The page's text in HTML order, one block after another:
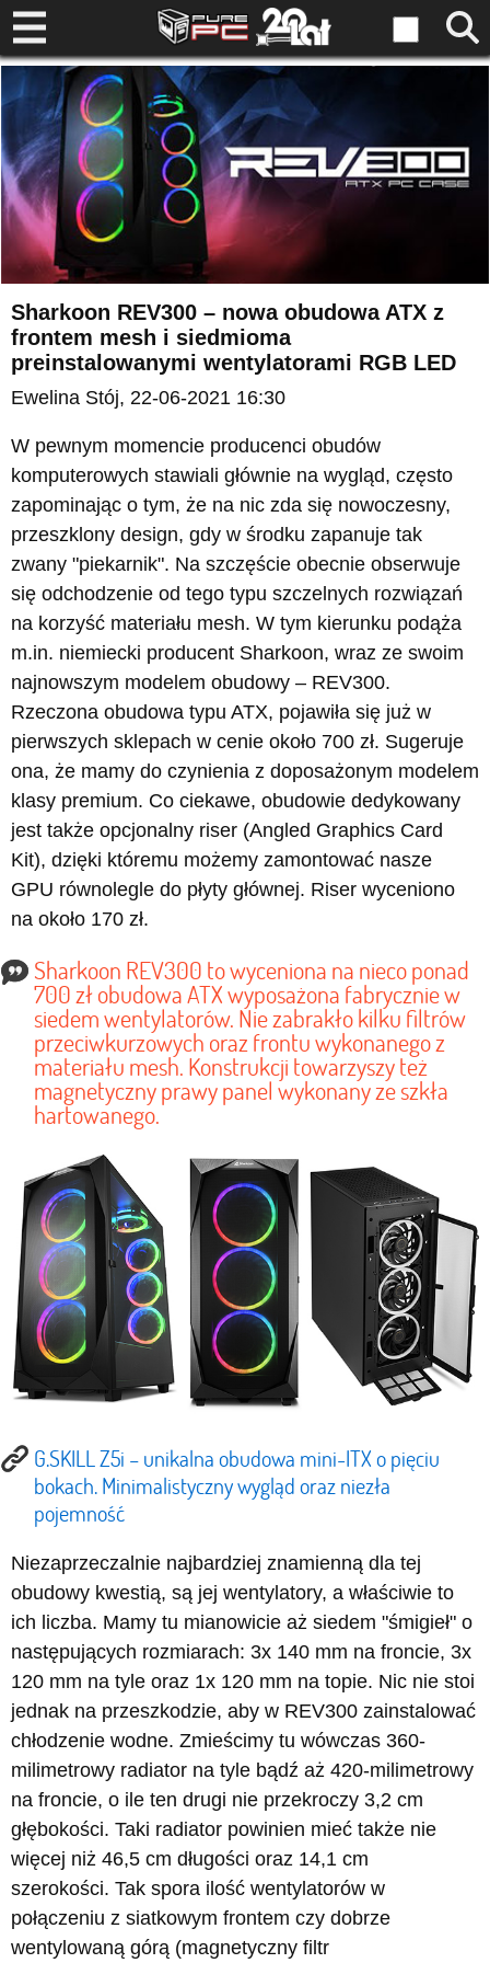
Sharkoon REV300 – nowa obudowa ATX z
frontem mesh i siedmioma
preinstalowanymi wentylatorami RGB LED
Ewelina Stój, 22-06-2021 16:30
W pewnym momencie producenci obudów
komputerowych stawiali głównie na wygląd, często
zapominając o tym, że na nic zda się nowoczesny,
przeszklony design, gdy w środku zapanuje tak
zwany "piekarnik". Na szczęście obecnie obserwuje
się odchodzenie od tego typu szczelnych rozwiązań
na korzyść materiału mesh. W tym kierunku podąża
m.in. niemiecki producent Sharkoon, wraz ze swoim
najnowszym modelem obudowy – REV300.
Rzeczona obudowa typu ATX, pojawiła się już w
pierwszych sklepach w cenie około 700 zł. Sugeruje
ona, że mamy do czynienia z doposażonym modelem
klasy premium. Co ciekawe, obudowie dedykowany
jest także opcjonalny riser (Angled Graphics Card
Kit), dzięki któremu możemy zamontować nasze
GPU równolegle do płyty głównej. Riser wyceniono
na około 170 zł.
Sharkoon REV300 to wyceniona na nieco ponad
700 zł obudowa ATX wyposażona fabrycznie w
siedem wentylatorów. Nie zabrakło kilku filtrów
przeciwkurzowych oraz frontu wykonanego z
materiału mesh. Konstrukcji towarzyszy też
magnetyczny prawy panel wykonany ze szkła
hartowanego.
G.SKILL Z5i – unikalna obudowa mini-ITX o pięciu
bokach. Minimalistyczny wygląd oraz niezła
pojemność
Niezaprzeczalnie najbardziej znamienną dla tej
obudowy kwestią, są jej wentylatory, a właściwie to
ich liczba. Mamy tu mianowicie aż siedem "śmigieł" o
następujących rozmiarach: 3x 140 mm na froncie, 3x
120 mm na tyle oraz 1x 120 mm na topie. Nic nie stoi
jednak na przeszkodzie, aby w REV300 zainstalować
chłodzenie wodne. Zmieścimy tu wówczas 360-
milimetrowy radiator na tyle bądź aż 420-milimetrowy
na froncie, o ile ten drugi nie przekroczy 3,2 cm
głębokości. Taki radiator powinien mieć także nie
więcej niż 46,5 cm długości oraz 14,1 cm
szerokości. Tak spora ilość wentylatorów w
połączeniu z siatkowym frontem czy dobrze
wentylowaną górą (magnetyczny filtr